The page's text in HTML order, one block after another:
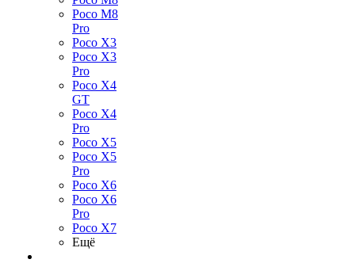
Poco M8
Pro
Poco X3
Poco X3
Pro
Poco X4
GT
Poco X4
Pro
Poco X5
Poco X5
Pro
Poco X6
Poco X6
Pro
Poco X7
Ещё